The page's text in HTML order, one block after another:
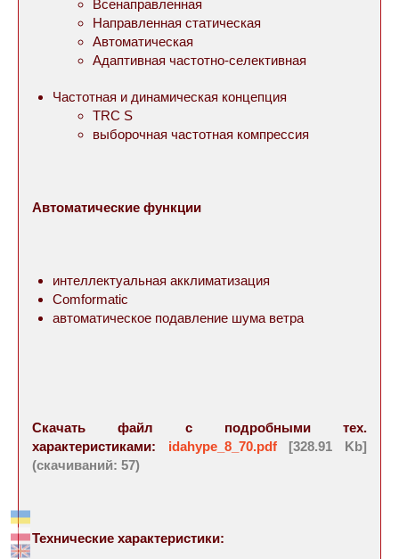
Всенаправленная
Направленная статическая
Автоматическая
Адаптивная частотно-селективная
Частотная и динамическая концепция
TRC S
выборочная частотная компрессия
Автоматические функции
интеллектуальная акклиматизация
Comformatic
автоматическое подавление шума ветра
Скачать файл с подробными тех.
характеристиками: idahype_8_70.pdf[328.91 Kb]
(cкачиваний: 57)
Технические характеристики: